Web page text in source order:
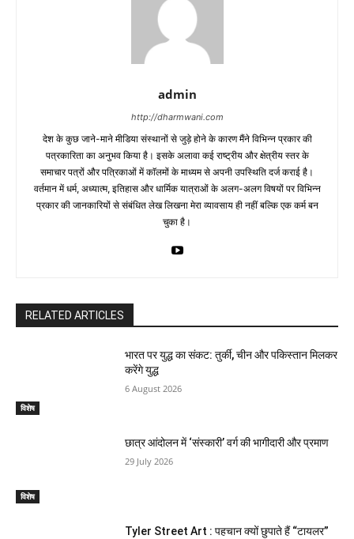
admin
http://dharmwani.com
देश के कुछ जाने-माने मीडिया संस्थानों से जुड़े होने के कारण मैंने विभिन्न प्रकार की
पत्रकारिता का अनुभव किया है। इसके अलावा कई राष्ट्रीय और क्षेत्रीय स्तर के
समाचार पत्रों और पत्रिकाओं में काॅलमों के माध्यम से अपनी उपस्थिति दर्ज कराई है।
वर्तमान में धर्म, अध्यात्म, इतिहास और धार्मिक यात्राओं के अलग-अलग विषयों पर विभिन्न
प्रकार की जानकारियों से संबंधित लेख लिखना मेरा व्यावसाय ही नहीं बल्कि एक कर्म बन
चुका है।
RELATED ARTICLES
विशेष
भारत पर युद्ध का संकट: तुर्की, चीन और पकिस्तान मिलकर
करेंगे युद्ध
6 August 2026
विशेष
छात्र आंदोलन में ‘संस्कारी’ वर्ग की भागीदारी और प्रमाण
29 July 2026
Tyler Street Art : पहचान क्यों छुपाते हैं “टायलर”